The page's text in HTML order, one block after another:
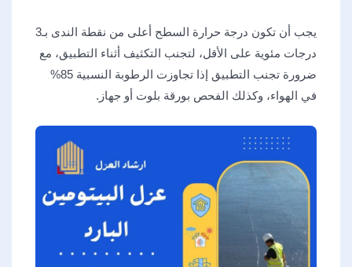
يجب أن تكون درجة حرارة السطح أعلى من نقطة الندى بـ3
درجات مئوية على الأقل، لتجنب التكثيف أثناء التطبيق، مع
ضرورة تجنب التطبيق إذا تجاوزت الرطوبة النسبية 85%
في الهواء، وكذلك الفحص بورقة بلوت أو جهاز.